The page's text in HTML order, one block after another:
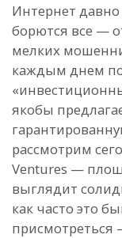
Интернет давно
борются все —
мелких
каждым днем
якобы
рассмотрим
Ventures —
выглядит
как часто это
присмотреться